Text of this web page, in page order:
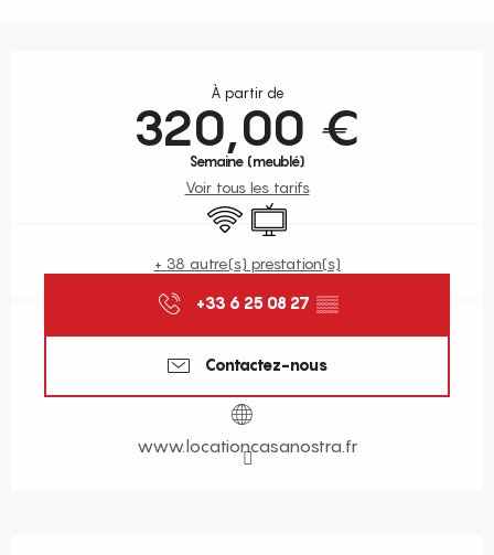
À partir de
320,00 €
Semaine (meublé)
Voir tous les tarifs
WiFi Télévision
+ 38 autre(s) prestation(s)
+33 6 25 08 27 ▒▒
Contactez-nous
www.locationcasanostra.fr